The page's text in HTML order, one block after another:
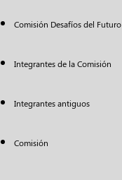
Comisión Desafíos del Futuro
Integrantes de la Comisión
Integrantes antiguos
Comisión